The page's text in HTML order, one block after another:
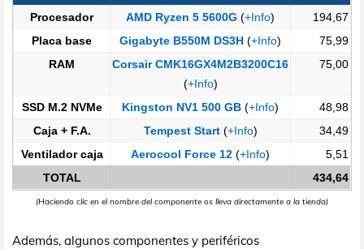
Procesador AMD Ryzen 5 5600G (+Info)
194,67
Placa base
Gigabyte B550M DS3H (+Info)
75,99
RAM
Corsair CMK16GX4M2B3200C16
(+Info)
75,00
SSD M.2 NVMe Kingston NV1 500 GB (+Info)
48,98
Caja + F.A.
Tempest Start(+Info)
34,49
Ventilador caja
Aerocool Force 12 (+Info)
5,51
TOTAL
434,64
(Haciendo clic en el nombre del componente os lleva directamente a la tienda)
Además, algunos componentes y periféricos